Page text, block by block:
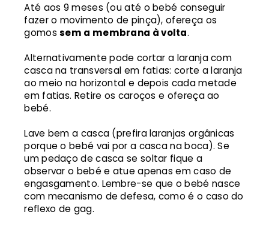
Até aos 9 meses (ou até o bebé conseguir
fazer o movimento de pinça), ofereça os
gomossem a membrana à volta.
Alternativamente pode cortar a laranja com
casca na transversal em fatias: corte a laranja
ao meio na horizontal e depois cada metade
em fatias. Retire os caroços e ofereça ao
bebé.
Lave bem a casca (prefira laranjas orgânicas
porque o bebé vai por a casca na boca). Se
um pedaço de casca se soltar fique a
observar o bebé e atue apenas em caso de
engasgamento. Lembre-se que o bebé nasce
com mecanismo de defesa, como é o caso do
reflexo de gag.